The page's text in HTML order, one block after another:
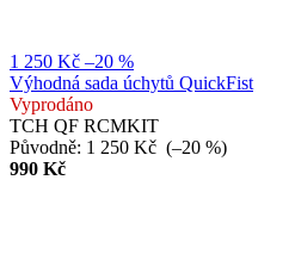
1 250 Kč –20 %
Výhodná sada úchytů QuickFist
Vyprodáno
TCH QF RCMKIT
Původně: 1 250 Kč (–20 %)
990 Kč